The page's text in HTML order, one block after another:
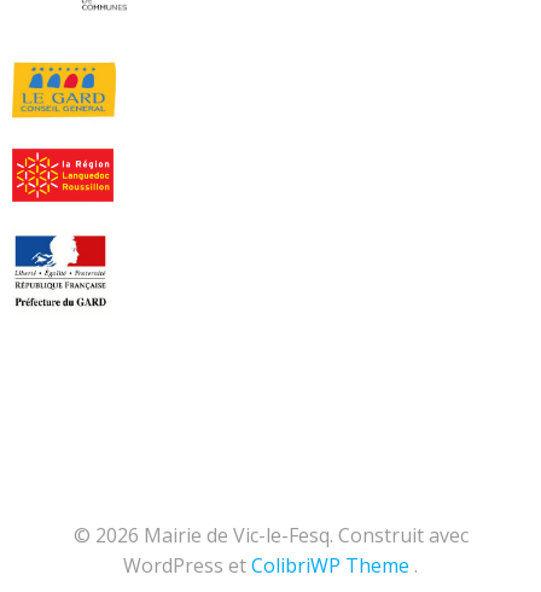
© 2026 Mairie de Vic-le-Fesq. Construit avec
WordPress etColibriWP Theme .